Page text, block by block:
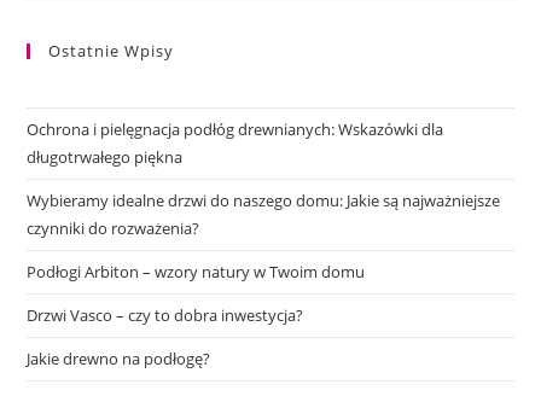
Ostatnie Wpisy
Ochrona i pielęgnacja podłóg drewnianych: Wskazówki dla
długotrwałego piękna
Wybieramy idealne drzwi do naszego domu: Jakie są najważniejsze
czynniki do rozważenia?
Podłogi Arbiton – wzory natury w Twoim domu
Drzwi Vasco – czy to dobra inwestycja?
Jakie drewno na podłogę?